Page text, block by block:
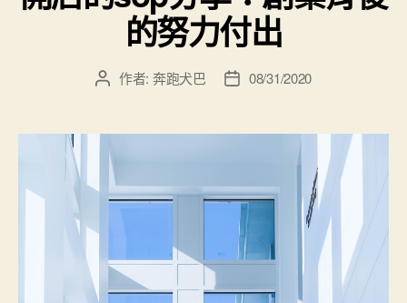
的努力付出
文
者
作者: 奔跑犬巴
文
佈
08/31/2020